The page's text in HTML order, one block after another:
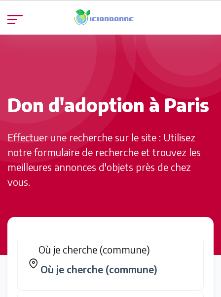
Don d'adoption à Paris
Effectuer une recherche sur le site : Utilisez
notre formulaire de recherche et trouvez les
meilleures annonces d'objets près de chez
vous.
Où je cherche (commune)